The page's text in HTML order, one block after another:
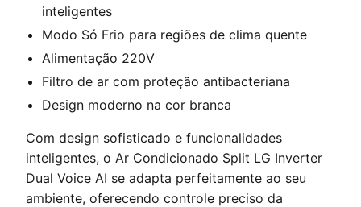
inteligentes
Modo Só Frio para regiões de clima quente
Alimentação 220V
Filtro de ar com proteção antibacteriana
Design moderno na cor branca
Com design sofisticado e funcionalidades
inteligentes, o Ar Condicionado Split LG Inverter
Dual Voice AI se adapta perfeitamente ao seu
ambiente, oferecendo controle preciso da